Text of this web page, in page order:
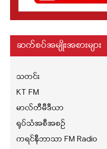
ဆက်စပ်အမျိုးအစားများ
သတင်း
KT FM
မာလ်တီမီဒီယာ
ရုပ်သံအစီအစဉ်
ကရင်နီဘာသာ FM Radio